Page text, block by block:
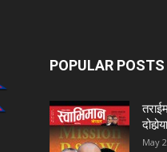
POPULAR POSTS
May